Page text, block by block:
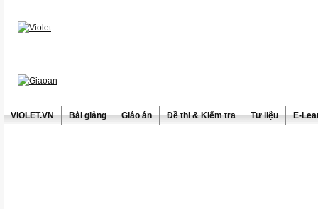
ViOLET.VN Bài giảng Giáo án Đề thi & Kiểm tra Tư liệu E-